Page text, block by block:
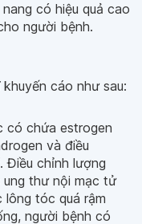
có hiệu quả cao
người bệnh.
cáo như sau:
có chứa estrogen
và điều
Điều chỉnh lượng
thư nội mạc tử
lông tóc quá rậm
người bệnh có